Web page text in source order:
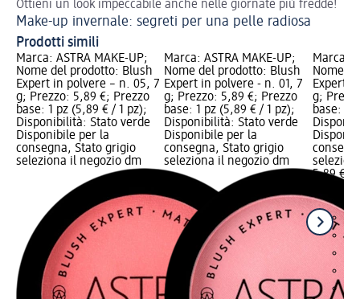
Ottieni un look impeccabile anche nelle giornate più fredde!
Make-up invernale: segreti per una pelle radiosa
Prodotti simili
Marca: ASTRA MAKE-UP;
Nome del prodotto: Blush
Expert in polvere – n. 05, 7
g; Prezzo: 5,89 €; Prezzo
base: 1 pz (5,89 € / 1 pz);
Disponibilità: Stato verde
Disponibile per la
consegna, Stato grigio
seleziona il negozio dm
Marca: ASTRA MAKE-UP;
Nome del prodotto: Blush
Expert in polvere - n. 01, 7
g; Prezzo: 5,89 €; Prezzo
base: 1 pz (5,89 € / 1 pz);
Disponibilità: Stato verde
Disponibile per la
consegna, Stato grigio
seleziona il negozio dm
Marca:
Nome
Expert
g;
base: 1
5,89 €